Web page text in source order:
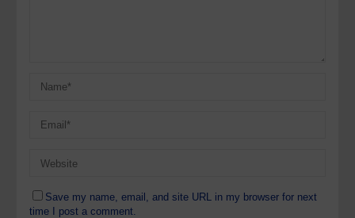
Save my name, email, and site URL in my browser for next
time I post a comment.